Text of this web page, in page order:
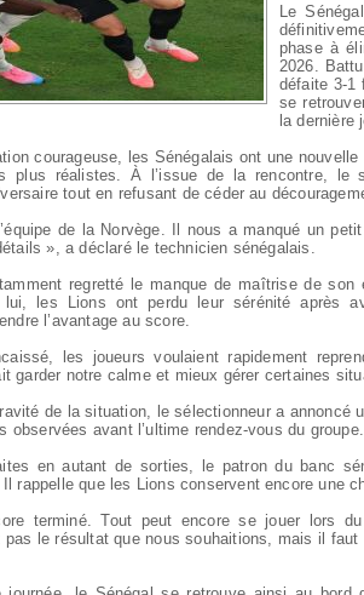
Le
phase à
2026.
défaite 3-1
se
la dernière
courageuse, les Sénégalais ont une
plus réalistes. À l’issue de la rencontre, le
tout en refusant de céder au
de la Norvège. Il nous a manqué un
», a déclaré le technicien sénégalais.
regretté le manque de maîtrise de
lui, les Lions ont perdu leur sérénité après
l’avantage au score.
les joueurs voulaient rapidement
garder notre calme et mieux gérer certaines
de la situation, le sélectionneur a annoncé
observées avant l’ultime rendez-vous du groupe.
en autant de sorties, le patron du banc
rappelle que les Lions conservent encore une
terminé. Tout peut encore se jouer lors
pas le résultat que nous souhaitions, mais il